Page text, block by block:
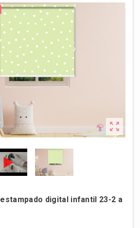

digital infantil 23-2 a